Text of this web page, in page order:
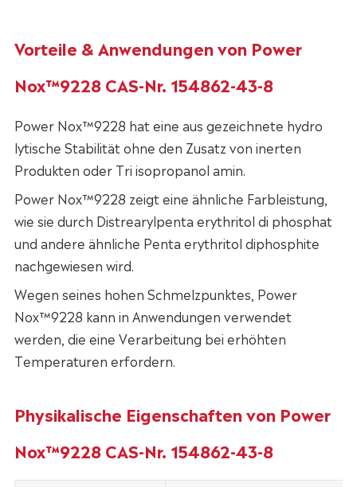
Vorteile & Anwendungen von Power
Nox™9228 CAS-Nr. 154862-43-8
Power Nox™9228 hat eine aus gezeichnete hydro
lytische Stabilität ohne den Zusatz von inerten
Produkten oder Tri isopropanol amin.
Power Nox™9228 zeigt eine ähnliche Farbleistung,
wie sie durch Distrearylpenta erythritol di phosphat
und andere ähnliche Penta erythritol diphosphite
nachgewiesen wird.
Wegen seines hohen Schmelzpunktes, Power
Nox™9228 kann in Anwendungen verwendet
werden, die eine Verarbeitung bei erhöhten
Temperaturen erfordern.
Physikalische Eigenschaften von Power
Nox™9228 CAS-Nr. 154862-43-8